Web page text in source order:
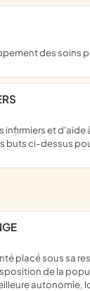
des soins
buts ci-dessus
de la
autonomie,